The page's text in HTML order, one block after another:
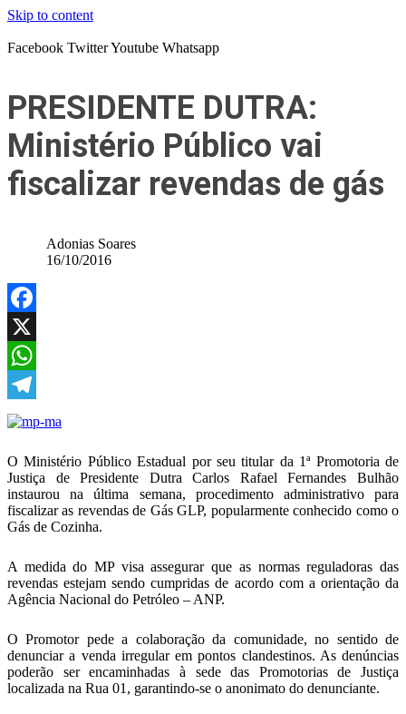
Skip to content
Facebook TwitterYoutube Whatsapp
PRESIDENTE DUTRA:
Ministério Público vai
fiscalizar revendas de gás
Adonias Soares
16/10/2016
Facebook
X
WhatsApp
Telegram
O Ministério Público Estadual por seu titular da 1ª Promotoria de
Justiça de Presidente Dutra Carlos Rafael Fernandes Bulhão
instaurou na última semana, procedimento administrativo para
fiscalizar as revendas de Gás GLP, popularmente conhecido como o
Gás de Cozinha.
A medida do MP visa assegurar que as normas reguladoras das
revendas estejam sendo cumpridas de acordo com a orientação da
Agência Nacional do Petróleo – ANP.
O Promotor pede a colaboração da comunidade, no sentido de
denunciar a venda irregular em pontos clandestinos. As denúncias
poderão ser encaminhadas à sede das Promotorias de Justiça
localizada na Rua 01, garantindo-se o anonimato do denunciante.